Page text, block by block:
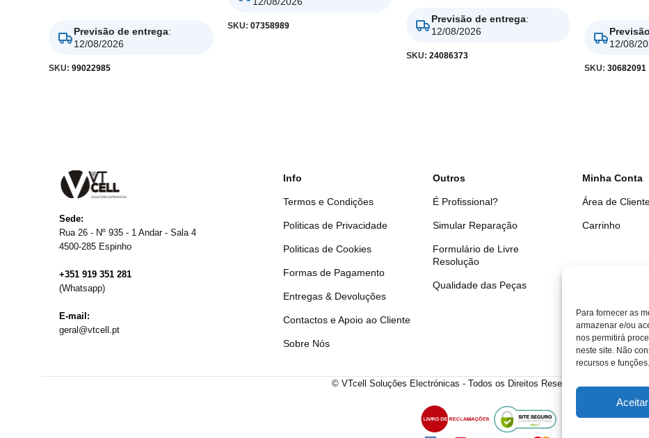
Para fornecer as
armazenar e/ou
nos permitirá
neste site. Não
recursos e funções.
Aceitar
Previsão de entrega:
12/08/2026
SKU: 99022985
SKU: 07358989
Previsão de entrega:
12/08/2026
SKU: 24086373
12/08/
SKU:30682091
Sede:
Rua 26 - Nº 935 - 1 Andar - Sala 4
4500-285 Espinho
+351 919 351 281
(Whatsapp)
E-mail:
geral@vtcell.pt
Info
Termos e Condições
Politicas de Privacidade
Politicas de Cookies
Formas de Pagamento
Entregas & Devoluções
Contactos e Apoio ao Cliente
Sobre Nós
Outros
É Profissional?
Simular Reparação
Formulário de Livre
Resolução
Qualidade das Peças
Minha Conta
Área de
Carrinho
© VTcell Soluções Electrónicas - Todos os Direitos Reservados - 2018 - 2025